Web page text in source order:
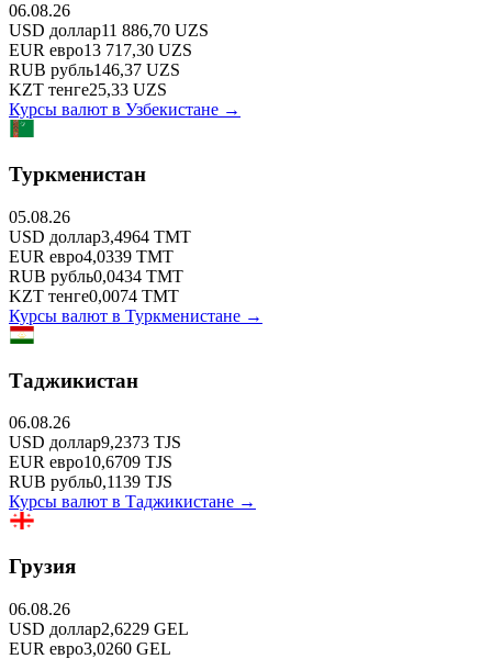
06.08.26
USD доллар11 886,70 UZS
EUR евро13 717,30 UZS
RUB рубль146,37 UZS
KZT тенге25,33 UZS
Курсы валют в Узбекистане →
Туркменистан
05.08.26
USD доллар3,4964 TMT
EUR евро4,0339 TMT
RUB рубль0,0434 TMT
KZT тенге0,0074 TMT
Курсы валют в Туркменистане →
Таджикистан
06.08.26
USD доллар9,2373 TJS
EUR евро10,6709 TJS
RUB рубль0,1139 TJS
Курсы валют в Таджикистане →
Грузия
06.08.26
USD доллар2,6229 GEL
EUR евро3,0260 GEL